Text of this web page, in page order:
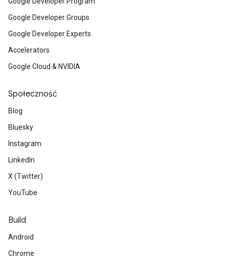
Google Developer Groups
Google Developer Experts
Accelerators
Google Cloud & NVIDIA
Społeczność
Blog
Bluesky
Instagram
LinkedIn
X (Twitter)
YouTube
Build
Android
Chrome